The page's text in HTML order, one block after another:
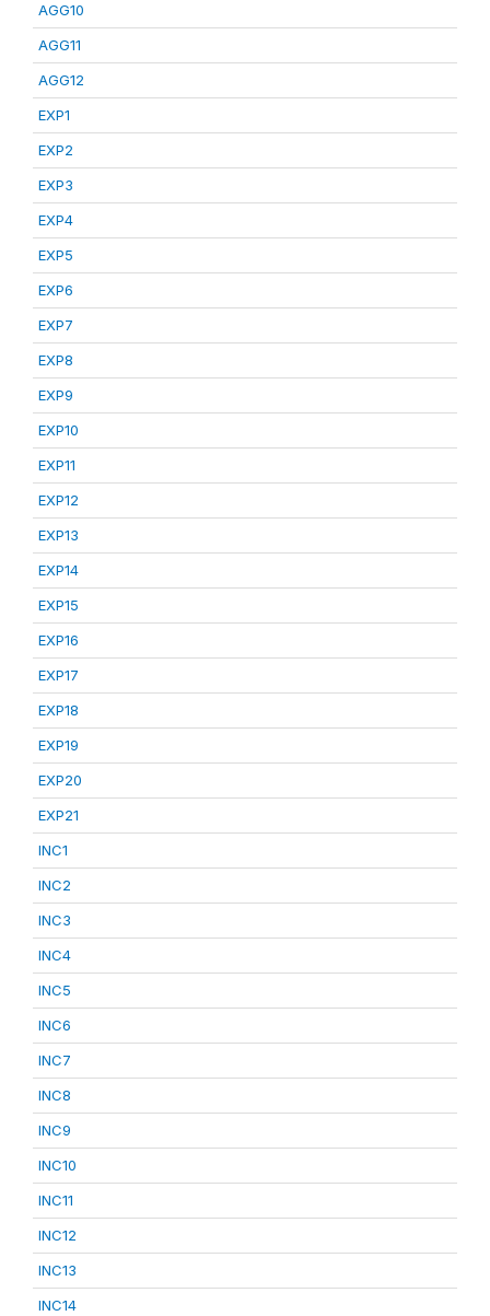
AGG10
AGG11
AGG12
EXP1
EXP2
EXP3
EXP4
EXP5
EXP6
EXP7
EXP8
EXP9
EXP10
EXP11
EXP12
EXP13
EXP14
EXP15
EXP16
EXP17
EXP18
EXP19
EXP20
EXP21
INC1
INC2
INC3
INC4
INC5
INC6
INC7
INC8
INC9
INC10
INC11
INC12
INC13
INC14